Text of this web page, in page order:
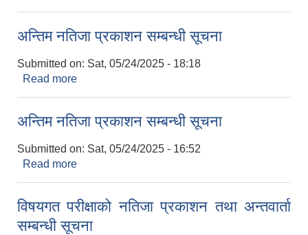
अन्तिम नतिजा प्रकाशन सम्बन्धी सूचना
Submitted on: Sat, 05/24/2025 - 18:18
Read more
अन्तिम नतिजा प्रकाशन सम्बन्धी सूचना
Submitted on: Sat, 05/24/2025 - 16:52
Read more
विषयगत परीक्षाको नतिजा प्रकाशन तथा अन्तवार्ता
सम्बन्धी सूचना